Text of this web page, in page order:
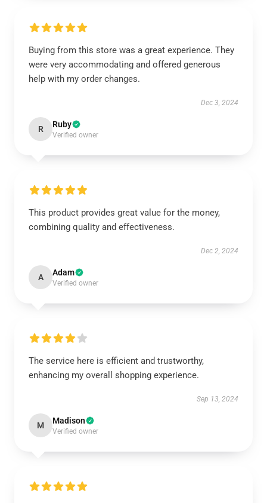
Buying from this store was a great experience. They
were very accommodating and offered generous
help with my order changes.
Dec 3, 2024
R Ruby
Verified owner
This product provides great value for the money,
combining quality and effectiveness.
Dec 2, 2024
A Adam
Verified owner
The service here is efficient and trustworthy,
enhancing my overall shopping experience.
Sep 13, 2024
M Madison
Verified owner